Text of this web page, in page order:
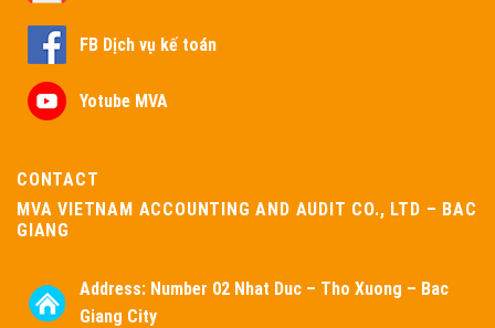
FB Dịch vụ kế toán
Yotube MVA
CONTACT
MVA VIETNAM ACCOUNTING AND AUDIT CO., LTD – BAC
GIANG
Address: Number 02 Nhat Duc – Tho Xuong – Bac
Giang City